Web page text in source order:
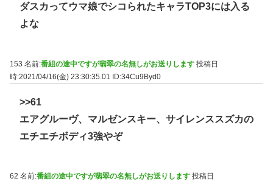
ダスカってウマ娘でシコられたキャラTOP3には入る
よな
153 名前:番組の途中ですが翡翠の名無しがお送りします 投稿日
時:2021/04/16(金) 23:30:35.01 ID:34Cu9Byd0
>>61
エアグルーヴ、マルゼンスキー、サイレンススズカの
エチエチボディ3強やぞ
62 名前:番組の途中ですが翡翠の名無しがお送りします 投稿日